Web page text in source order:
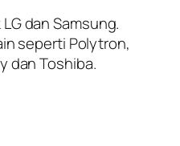
dan Samsung.
seperti Polytron,
dan Toshiba.